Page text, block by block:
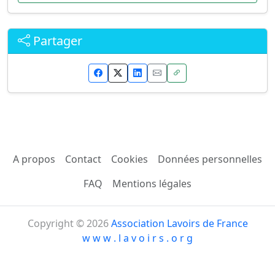
Partager
A propos Contact Cookies
Données personnelles
FAQ
Mentions légales
Copyright © 2026Association Lavoirs de France
w w w . l a v o i r s . o r g